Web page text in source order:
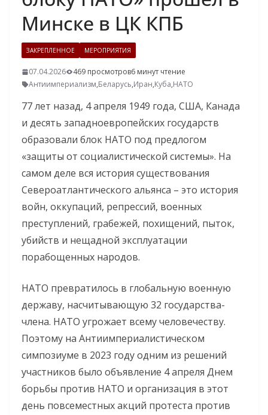
Минске в ЦК КПБ
ЗАКРЕПЛЕННОЕ МЕРОПРИЯТИЯ
07.04.2026 469 просмотров6 минут чтение
Антиимпериализм,Беларусь,Иран,Куба,НАТО
77 лет назад, 4 апреля 1949 года, США, Канада
и десять западноевропейских государств
образовали блок НАТО под предлогом
«защиты от социалистической системы». На
самом деле вся история существования
Североатлантического альянса – это история
войн, оккупаций, репрессий, военных
преступлений, грабежей, похищений, пыток,
убийств и нещадной эксплуатации
порабощенных народов.
НАТО превратилось в глобальную военную
державу, насчитывающую 32 государства-
члена. НАТО угрожает всему человечеству.
Поэтому на Антиимпериалистическом
симпозиуме в 2023 году одним из решений
участников было объявление 4 апреля Днем
борьбы против НАТО и организация в этот
день повсеместных акций протеста против